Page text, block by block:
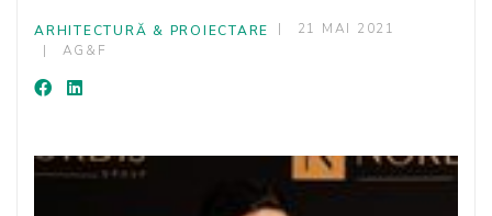
ARHITECTURĂ & PROIECTARE
21 MAI 2021
AG&F